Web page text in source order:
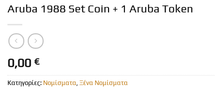
Aruba 1988 Set Coin + 1 Aruba Token
0,00 €
Κατηγορίες: Νομίσματα Ξένα Νομίσματα